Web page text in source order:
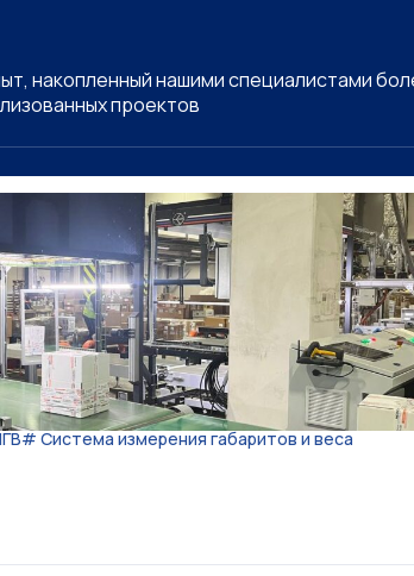
накопленный нашими специалистами
проектов
# Система измерения габаритов и веса